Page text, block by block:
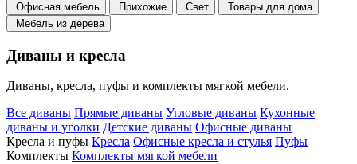
Офисная мебель
Прихожие Свет
Товары для дома
Мебель из дерева
Диваны и кресла
Диваны, кресла, пуфы и комплекты мягкой мебели.
Все диваны Прямые диваны Угловые диваны Кухонные
диваны и уголки Детские диваны Офисные диваны
Кресла и пуфы Кресла Офисные кресла и стулья Пуфы
Комплекты Комплекты мягкой мебели